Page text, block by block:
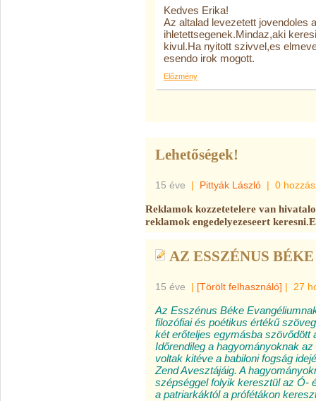
Kedves Erika!
Az altalad levezetett jovendoles
ihletettsegenek.Mindaz,aki
kivul.Ha nyitott szivvel,es
esendo irok mogott.
Előzmény
Lehetőségek!
15 éve | Pittyák László | 0
Reklamok kozzetetelere van
reklamok engedelyezeseert
AZ ESSZÉNUS
15 éve | [Törölt felhasználó] | 27
Az Esszénus Béke
filozófiai és poétikus értékű
két erőteljes egymásba szövődött
Időrendileg a hagyományoknak
voltak kitéve a babiloni fogság
Zend Avesztájáig. A
szépséggel folyik keresztül az Ó-
a patriarkáktól a prófétákon